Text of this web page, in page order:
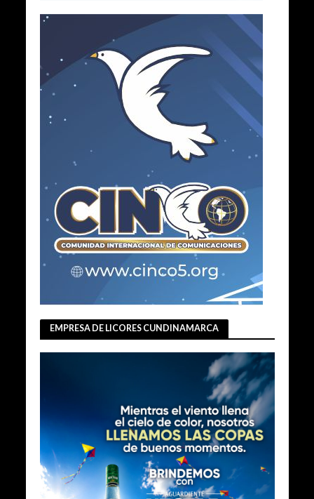
EMPRESA DE LICORES CUNDINAMARCA